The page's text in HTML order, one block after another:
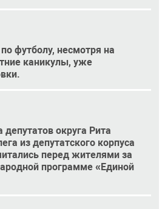
футболу, несмотря на
каникулы, уже
округа Рита
из депутатского корпуса
перед жителями за
программе «Единой